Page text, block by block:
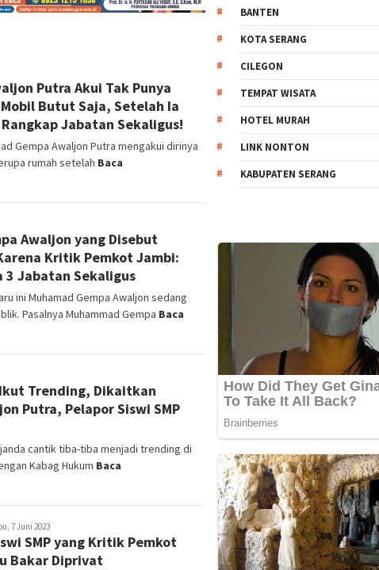
Putra Akui Tak Punya
Butut Saja, Setelah Ia
Jabatan Sekaligus!
Gempa Awaljon Putra mengakui dirinya
rumah setelah Baca
Awaljon yang Disebut
Kritik Pemkot Jambi:
3 Jabatan Sekaligus
ini Muhamad Gempa Awaljon sedang
Pasalnya Muhammad Gempa Baca
Trending, Dikaitkan
Putra, Pelapor Siswi SMP
janda cantik tiba-tiba menjadi trending di
Kabag Hukum Baca
7 Juni 2023
SMP yang Kritik Pemkot
Bakar Diprivat
BANTEN
KOTA SERANG
CILEGON
TEMPAT WISATA
HOTEL MURAH
LINK NONTON
KABUPATEN SERANG